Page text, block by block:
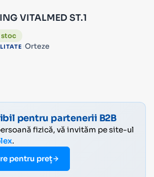
VITALMED ST.1
stoc
Orteze
pentru partenerii B2B
fizică, vă invităm pe site-ul
.
pentru preț